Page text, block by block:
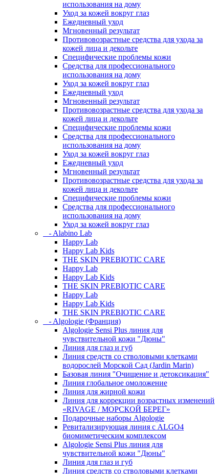
использования на дому
Уход за кожей вокруг глаз
Ежедневный уход
Мгновенный результат
Противовозрастные средства для ухода за
кожей лица и декольте
Специфические проблемы кожи
Средства для профессионального
использования на дому
Уход за кожей вокруг глаз
Ежедневный уход
Мгновенный результат
Противовозрастные средства для ухода за
кожей лица и декольте
Специфические проблемы кожи
Средства для профессионального
использования на дому
Уход за кожей вокруг глаз
Ежедневный уход
Мгновенный результат
Противовозрастные средства для ухода за
кожей лица и декольте
Специфические проблемы кожи
Средства для профессионального
использования на дому
Уход за кожей вокруг глаз
- Alabino Lab
Happy Lab
Happy Lab Kids
THE SKIN PREBIOTIC CARE
Happy Lab
Happy Lab Kids
THE SKIN PREBIOTIC CARE
Happy Lab
Happy Lab Kids
THE SKIN PREBIOTIC CARE
- Algologie (Франция)
Algologie Sensi Plus линия для
чувcтвительной кожи "Дюны"
Линия для глаз и губ
Линия средств со стволовыми клетками
водорослей Морской Сад (Jardin Marin)
Базовая линия "Очищение и детоксикация"
Линия глобальное омоложение
Линия для жирной кожи
Линия для коррекции возрастных изменений
«RIVAGE / МОРСКОЙ БЕРЕГ»
Подарочные наборы Algologie
Ревитализирующая линия с ALGO4
биомиметическим комплексом
Algologie Sensi Plus линия для
чувcтвительной кожи "Дюны"
Линия для глаз и губ
Линия средств со стволовыми клетками